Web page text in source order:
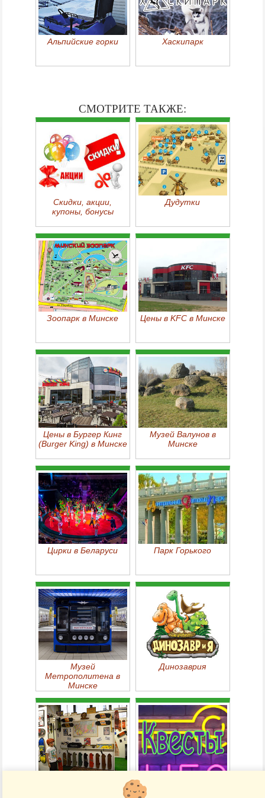
Альпийские горки Хаскипарк
СМОТРИТЕ ТАКЖЕ:
Скидки, акции,
купоны, бонусы
Дудутки
Зоопарк в Минске Цены в KFC в Минске
Цены в Бургер Кинг
(Burger King) в Минске
Музей Валунов в
Минске
Цирки в Беларуси Парк Горького
Музей
Метрополитена в
Минске
Динозаврия
Скейт-музей СССР в